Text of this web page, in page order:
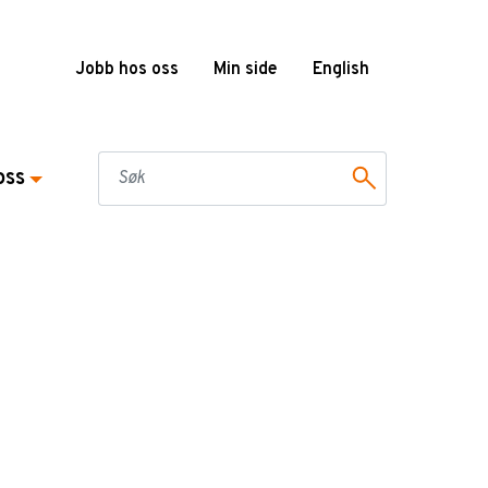
Jobb hos oss Min side English